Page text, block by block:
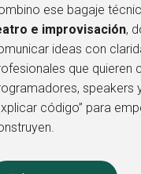
ese bagaje
e improvisación,
ideas con
que quieren
speakers
código” para